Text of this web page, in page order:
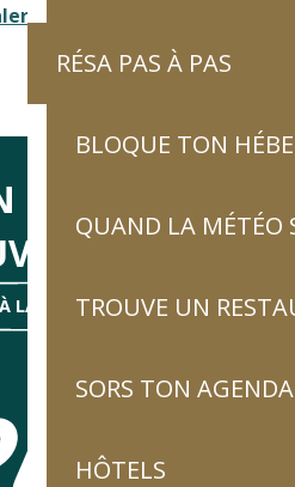
RÉSA PAS À PAS
BLOQUE TON
QUAND LA MÉTÉO
TROUVE UN
SORS TON AGENDA
HÔTELS
une erreur
DIRA DES
LA NEWSLETTER !